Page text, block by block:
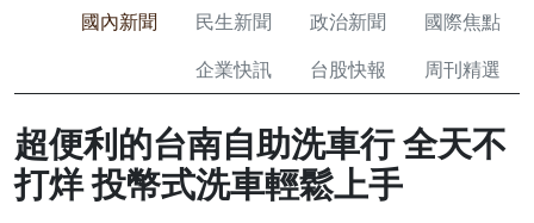
國內新聞 民生新聞 政治新聞
國際焦點
企業快訊
台股快報 周刊精選
超便利的台南自助洗車行 全天不
打烊 投幣式洗車輕鬆上手